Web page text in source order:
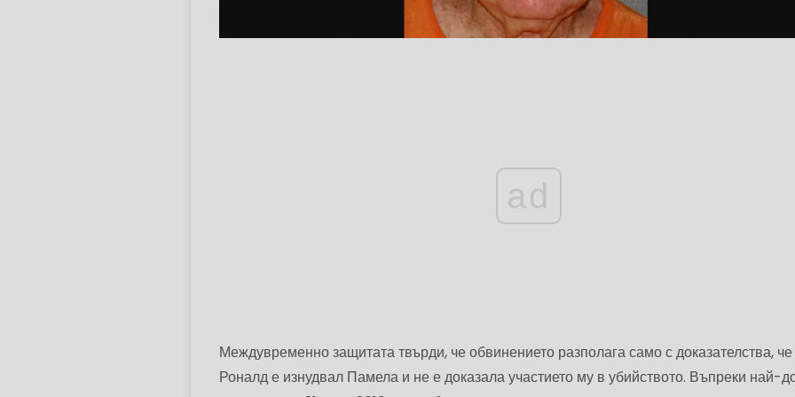
ad
Междувременно защитата твърди, че обвинението разполага само с доказателства, че
Роналд е изнудвал Памела и не е доказала участието му в убийството. Въпреки най-